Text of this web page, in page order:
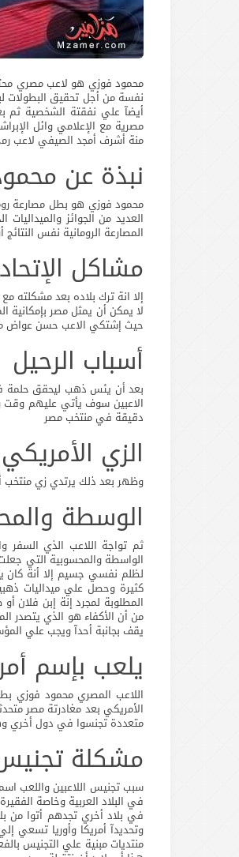
محمود فوزي هو لاعب مصري
نفسة من أجل تحقيق البطولات
أيضآ علي نفقتة الشخصية ثم
مصرية مع الإعلامي وائل
منة أشرف أمجد الصيفي لاعب
نبذة عن
محمود فوزي هو بطل مصارعة
العديد من الجوائز
المصارعة الرومانية نفس النتائج
مشاكل
إلا انة ترك بلاده بعد مشكلته
لا يمكن أن يمثل مصر بإمكانية
حيث إشتكي الاعب حسن عواض من
أسباب الرحيل
بعد أن يئس ذهب ليحقق حلمة
الاعبين سوف يأتي عليهم وقت
دقيقة في منتخب مصر
الزي الأمريكي
وظهر بعد ذلك يرتدي زي
الوسطة
ثم تواجة اللاعب الذي
الواسطة والمحسوبية التي
لظلم نفسي جسيم إلا أنة كان
كثيرة وحصل علي ميداليات
المطلوبة لمجرد إنة إبن فلان
من أن الأكفاء هو الذي يتصدر
يقف بجانبة أحدآ ويجب علي
يلعب بإسم
اللاعب المصري محمود فوزي
الأمريكي بعد مغادرتة مصر
متعددة تجنسوا في دول أخري
مشكلة تجنيس
سبب تجنيس اللاعبين واللعب
في البلاد العربية وخاصة
في بلاد أخري تجدهم أتوا من
وتحديدآ أمريكا وأوريا تسعي
منتديات مبنية علي التجنيس